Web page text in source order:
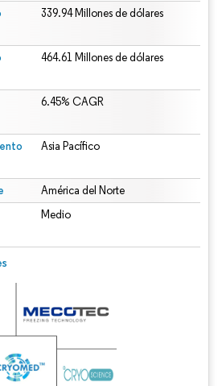
339.94 Millones de dólares
464.61 Millones de dólares
6.45% CAGR
Asia Pacífico
América del Norte
Medio
El uso requiere atribución según CC BY 4.0.